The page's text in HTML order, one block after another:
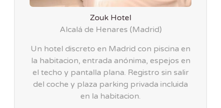
Zouk Hotel
Alcalá de Henares (Madrid)
Un hotel discreto en Madrid con piscina en
la habitacion, entrada anónima, espejos en
el techo y pantalla plana. Registro sin salir
del coche y plaza parking privada incluida
en la habitacion.